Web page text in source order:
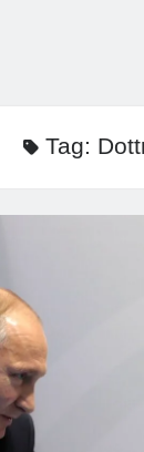
Tag: